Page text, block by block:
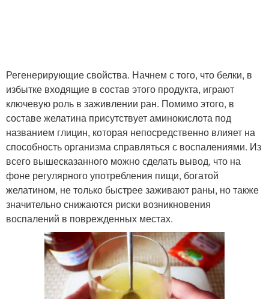
Регенерирующие свойства. Начнем с того, что белки, в
избытке входящие в состав этого продукта, играют
ключевую роль в заживлении ран. Помимо этого, в
составе желатина присутствует аминокислота под
названием глицин, которая непосредственно влияет на
способность организма справляться с воспалениями. Из
всего вышесказанного можно сделать вывод, что на
фоне регулярного употребления пищи, богатой
желатином, не только быстрее заживают раны, но также
значительно снижаются риски возникновения
воспалений в поврежденных местах.